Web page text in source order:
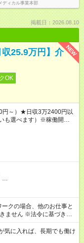
ィカル事業本部
掲載日：2026.08.10
NEW
25.9万円】介
OK
円～）★日収3万2400円以
も選べます）※稼働開始時
す。
…
ません ※法令に基づき、
対象となります ※労働者
り、短時間・短期間の就
に入れば、長期でも働け